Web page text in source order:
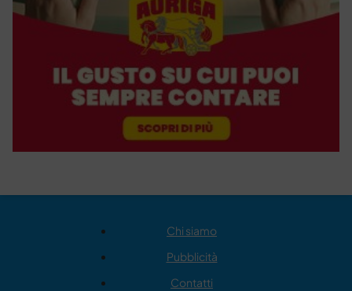
Chi siamo
Pubblicità
Contatti